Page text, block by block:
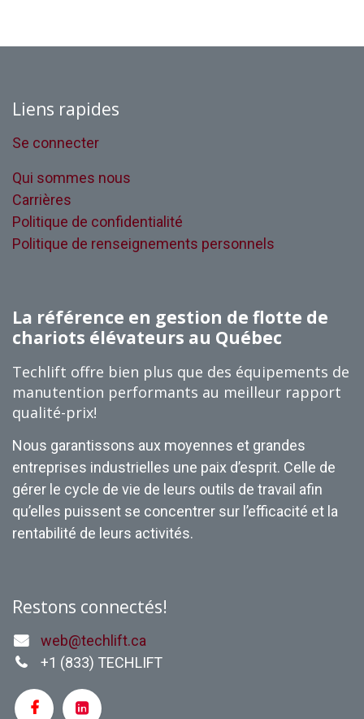
Liens rapides
Se connecter
Qui sommes nous
Carrières
Politique de confidentialité
Politique de renseignements personnels
La référence en gestion de flotte de
chariots élévateurs au Québec
Techlift offre bien plus que des équipements de
manutention performants au meilleur rapport
qualité-prix!
Nous garantissons aux moyennes et grandes
entreprises industrielles une paix d’esprit. Celle de
gérer le cycle de vie de leurs outils de travail afin
qu’elles puissent se concentrer sur l’efficacité et la
rentabilité de leurs activités.
Restons connectés!
web@techlift.ca
+1 (833) TECHLIFT